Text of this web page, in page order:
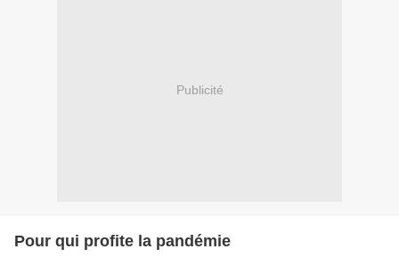
Publicité
Pour qui profite la pandémie